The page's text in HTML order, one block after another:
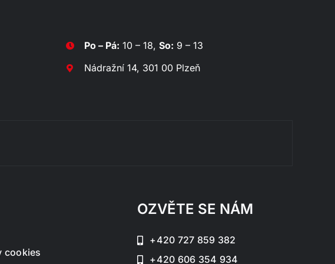
Po – Pá: 10 – 18,So: 9 – 13
Nádražní 14, 301 00 Plzeň
cookies
OZVĚTE SE NÁM
+420 727 859 382
+420 606 354 934